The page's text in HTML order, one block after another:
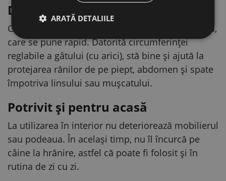
Descriere și utilizare
Guler ușor, din material rezistent, moale și neted,
care se pune rapid. Datorită circumferinței
reglabile a gâtului (cu arici), stă bine și ajută la
protejarea rănilor de pe piept, abdomen și spate
împotriva linsului sau mușcatului.
Potrivit și pentru acasă
La utilizarea în interior nu deteriorează mobilierul
sau podeaua. În același timp, nu îl încurcă pe
câine la hrănire, astfel că poate fi folosit și în
rutina de zi cu zi.
ARATĂ DETALIILE